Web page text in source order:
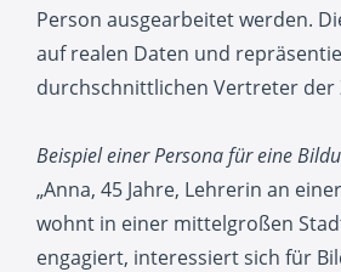
Person ausgearbeitet werden.
auf realen Daten und
durchschnittlichen Vertreter der
Beispiel einer Persona für eine
„Anna, 45 Jahre, Lehrerin an
wohnt in einer mittelgroßen
engagiert, interessiert sich für